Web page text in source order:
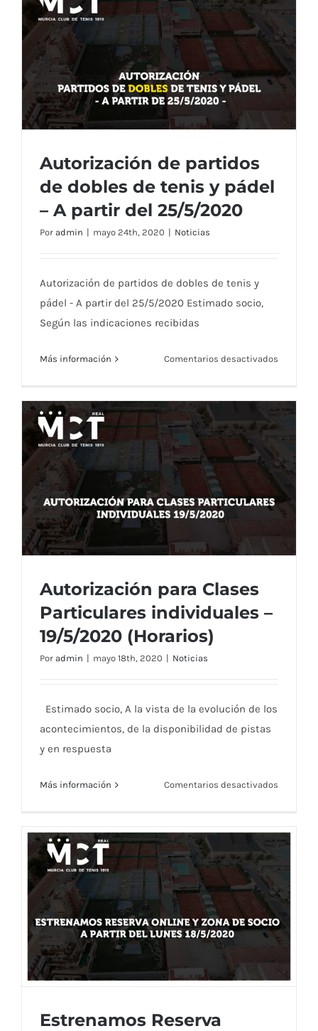
A
partir
del
29/5/
Autorización de partidos de dobles de
tenis y pádel – A partir del 25/5/2020
Autorización de partidos
de dobles de tenis y pádel
– A partir del 25/5/2020
Por admin | mayo 24th, 2020 | Noticias
Autorización de partidos de dobles de tenis y
pádel - A partir del 25/5/2020 Estimado socio,
Según las indicaciones recibidas
Más información Comentarios desactivados
partidos
dobles
de
tenis
pádel
Autorización para Clases Particulares
individuales – 19/5/2020 (Horarios)
Autorización para Clases
Particulares individuales –
19/5/2020 (Horarios)
Por admin | mayo 18th, 2020 | Noticias
Estimado socio, A la vista de la evolución de los
acontecimientos, de la disponibilidad de pistas
y en respuesta
Más información Comentarios desactivados
Clases
19/5/
Estrenamos Reserva